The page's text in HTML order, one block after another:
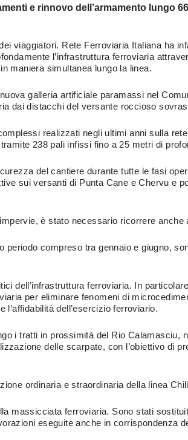
e rinnovo dell’armamento lungo
viaggiatori. Rete Ferroviaria Italiana ha
l’infrastruttura ferroviaria
maniera simultanea lungo la linea.
galleria artificiale paramassi nel
dai distacchi del versante roccioso
realizzati negli ultimi anni sulla
238 pali infissi fino a 25 metri di
del cantiere durante tutte le fasi
sui versanti di Punta Cane e Chervu e
è stato necessario ricorrere anche
compreso tra gennaio e giugno,
dell’infrastruttura ferroviaria. In
per eliminare fenomeni di
dell’esercizio ferroviario.
i tratti in prossimità del Rio Calamasciu,
delle scarpate, con l’obiettivo di
ordinaria e straordinaria della linea
massicciata ferroviaria. Sono stati
eseguite anche in corrispondenza